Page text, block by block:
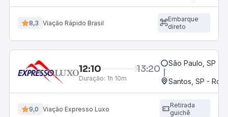
8,3 Viação Rápido Brasil
Embarque
direto
12:10 13:20
Duração: 1h 10m
São Paulo, SP -
Santos, SP -
9,0 Viação Expresso Luxo
Retirada
guichê